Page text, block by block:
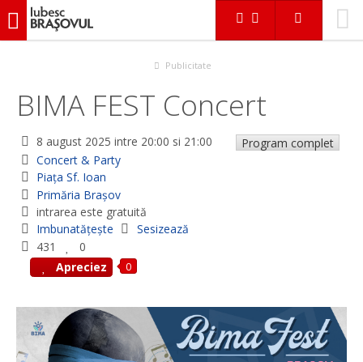
iubescbraşovul.ro
BIMA FEST Concert
Publicitate
BIMA FEST Concert
8 august 2025 intre 20:00 si 21:00
Program complet
Concert & Party
Piața Sf. Ioan
Primăria Braşov
intrarea este gratuită
Imbunatățește
Sesizează
431
0
Apreciez
0